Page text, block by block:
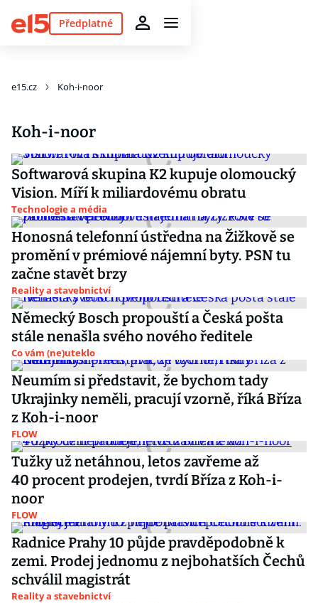
Předplatné
e15.cz Koh-i-noor
Koh-i-noor
Softwarová skupina K2 kupuje olomoucký
Vision. Míří k miliardovému obratu
Technologie a média
Honosná telefonní ústředna na Žižkově se
promění v prémiové nájemní byty. PSN tu
začne stavět brzy
Reality a stavebnictví
Německý Bosch propouští a Česká pošta
stále nenašla svého nového ředitele
Co vám (ne)uteklo
Neumím si představit, že bychom tady
Ukrajinky neměli, pracují vzorně, říká Bříza
z Koh-i-noor
FLOW
Tužky už netáhnou, letos zavřeme až
40 procent prodejen, tvrdí Bříza z Koh-i-
noor
FLOW
Radnice Prahy 10 půjde pravděpodobně k
zemi. Prodej jednomu z nejbohatších Čechů
schválil magistrát
Reality a stavebnictví